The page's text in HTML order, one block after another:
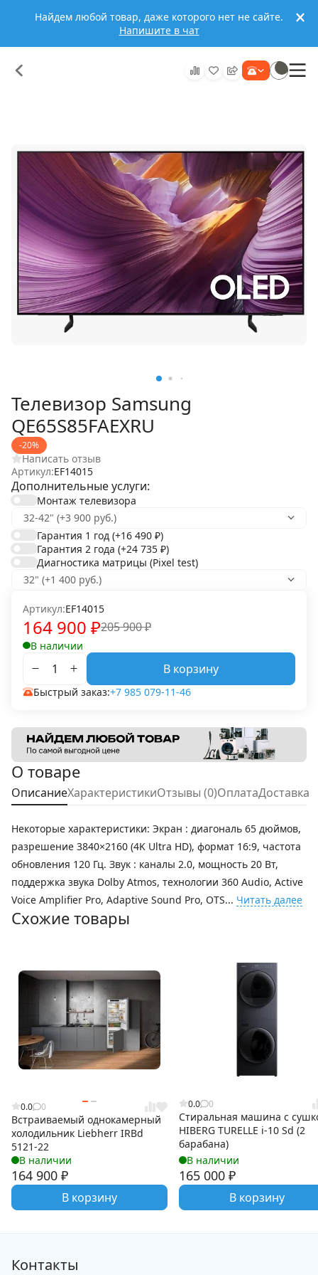
Найдем любой товар, даже которого нет не сайте.
Напишите в чат
Телевизор Samsung
QE65S85FAEXRU
-20%
Написать отзыв
Артикул:EF14015
Дополнительные услуги:
Монтаж телевизора
Гарантия 1 год (+16 490 ₽)
Гарантия 2 года (+24 735 ₽)
Диагностика матрицы (Pixel test)
Артикул:EF14015
205 900₽
164 900 ₽
В наличии
В корзину
Быстрый заказ:+7 985 079-11-46
О товаре
ОписаниеХарактеристикиОтзывы (0)ОплатаДоставка
Некоторые характеристики: Экран : диагональ 65 дюймов,
разрешение 3840×2160 (4K Ultra HD), формат 16:9, частота
обновления 120 Гц. Звук : каналы 2.0, мощность 20 Вт,
поддержка звука Dolby Atmos, технологии 360 Audio, Active
Voice Amplifier Pro, Adaptive Sound Pro, OTS... Читать далее
Схожие товары
0.0 0
Встраиваемый однокамерный
холодильник Liebherr IRBd
5121-22
В наличии
164 900 ₽
В корзину
0.0 0
Cтиральная машина с
HIBERG TURELLE i-10 Sd (2
барабана)
В наличии
165 000 ₽
В корзину
Контакты